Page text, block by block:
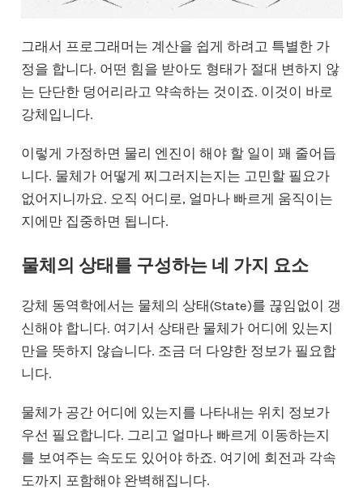
그래서 프로그래머는 계산을 쉽게 하려고 특별한 가
정을 합니다. 어떤 힘을 받아도 형태가 절대 변하지 않
는 단단한 덩어리라고 약속하는 것이죠. 이것이 바로
강체입니다.
이렇게 가정하면 물리 엔진이 해야 할 일이 꽤 줄어듭
니다. 물체가 어떻게 찌그러지는지는 고민할 필요가
없어지니까요. 오직 어디로, 얼마나 빠르게 움직이는
지에만 집중하면 됩니다.
물체의 상태를 구성하는 네 가지 요소
강체 동역학에서는 물체의 상태(State)를 끊임없이 갱
신해야 합니다. 여기서 상태란 물체가 어디에 있는지
만을 뜻하지 않습니다. 조금 더 다양한 정보가 필요합
니다.
물체가 공간 어디에 있는지를 나타내는 위치 정보가
우선 필요합니다. 그리고 얼마나 빠르게 이동하는지
를 보여주는 속도도 있어야 하죠. 여기에 회전과 각속
도까지 포함해야 완벽해집니다.